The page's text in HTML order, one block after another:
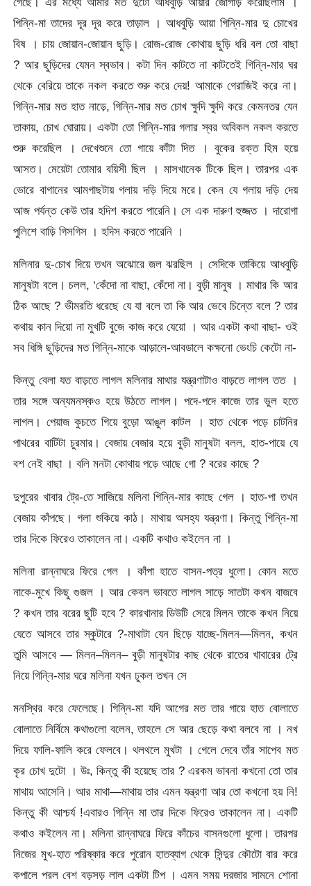
গিন্নি-মা তাদের দূর দূর করে তাড়াল । আধবুড়ি আয়া গিন্নি-মার দু চোখের
বিষ । চায় জোয়ান-জোয়ান ছুড়ি। রোজ-রোজ কোথায় ছুড়ি ধরি বল তো বাছা
? আর ছুড়িদের যেমন স্বভাব। কটা দিন কাটতে না কাটতেই গিন্নি-মার ঘর
থেকে বেরিয়ে তাকে নকল করতে শুরু করে দেয়! আমাকে গেরাজিই করে না।
গিন্নি-মার মত হাত নাড়ে, গিন্নি-মার মত চোখ ক্ষুদি ক্ষুদি করে কেমনতর যেন
তাকায়, চোখ ঘোরায়। একটা তো গিন্নি-মার গলার স্বর অবিকল নকল করতে
শুরু করেছিল । দেখেশুনে তো গায়ে কাঁটা দিত । বুকের রক্ত হিম হয়ে
আসত। মেয়েটা তোমার বয়িসী ছিল । মাসখানেক টিকে ছিল। তারপর এক
ভোরে বাগানের আমগাছটায় গলায় দড়ি দিয়ে মরে। কেন যে গলায় দড়ি দেয়
আজ পর্যন্ত কেউ তার হদিশ করতে পারেনি। সে এক দারুণ হুজ্জত । দারোগা
পুলিশে বাড়ি গিসগিস । হদিস করতে পারেনি ।
মলিনার দু-চোখ দিয়ে তখন অঝোরে জল ঝরছিল । সেদিকে তাকিয়ে আধবুড়ি
মানুষটা বলে। চলল, ‘কেঁদো না বাছা, কেঁদো না। বুড়ী মানুষ । মাথার কি আর
ঠিক আছে ? ভীমরতি ধরেছে যে যা বলে তা কি আর ভেবে চিন্তে বলে ? তার
কথায় কান দিয়ো না মুখটি বুজে কাজ করে যেয়ো । আর একটা কথা বাছা- ওই
সব ধিঙ্গি ছুড়িদের মত গিন্নি-মাকে আড়ালে-আবডালে কক্ষনো ভেংচি কেটো না-
কিন্তু বেলা যত বাড়তে লাগল মলিনার মাথার যন্ত্রণাটাও বাড়তে লাগল তত ।
তার সঙ্গে অন্যমনস্কও হয়ে উঠতে লাগল। পদে-পদে কাজে তার ভুল হতে
লাগল। পেয়াজ কুচতে গিয়ে বুড়ো আঙুল কাটল । হাত থেকে পড়ে চাটনির
পাথরের বাটিটা চুরমার। বেজায় বেজার হয়ে বুড়ী মানুষটা বলল, হাত-পায়ে যে
বশ নেই বাছা । বলি মনটা কোথায় পড়ে আছে গো ? বরের কাছে ?
দুপুরের খাবার ট্রে-তে সাজিয়ে মলিনা গিন্নি-মার কাছে গেল । হাত-পা তখন
বেজায় কাঁপছে। গলা শুকিয়ে কাঠ। মাথায় অসহ্য যন্ত্রণা। কিন্তু গিন্নি-মা
তার দিকে ফিরেও তাকালেন না। একটি কথাও কইলেন না ।
মলিনা রান্নাঘরে ফিরে গেল । কাঁপা হাতে বাসন-পত্র ধুলো। কোন মতে
নাকে-মুখে কিছু গুজল । আর কেবল ভাবতে লাগল সাড়ে সাতটা কখন বাজবে
? কখন তার বরের ছুটি হবে ? কারখানার ডিউটি সেরে মিলন তাকে কখন নিয়ে
যেতে আসবে তার স্কুটারে ?-মাথাটা যেন ছিড়ে যাচ্ছে-মিলন—মিলন, কখন
তুমি আসবে — মিলন–মিলন– বুড়ী মানুষটার কাছ থেকে রাতের খাবারের ট্রে
নিয়ে গিন্নি-মার ঘরে মলিনা যখন ঢুকল তখন সে
মনস্থির করে ফেলেছে। গিন্নি-মা যদি আগের মত তার গায়ে হাত বোলাতে
বোলাতে নির্বিমে কথাগুলো বলেন, তাহলে সে আর ছেড়ে কথা বলবে না । নখ
দিয়ে ফালি-ফালি করে ফেলবে। থলথলে মুখটা । গেলে দেবে তাঁর সাপেব মত
কৃর চোখ দুটো । উঃ, কিন্তু কী হয়েছে তার ? এরকম ভাবনা কখনো তো তার
মাথায় আসেনি। আর মাথা—মাথায় তার এমন যন্ত্রণা আর তো কখনো হয় নি!
কিন্তু কী আশ্চর্য !এবারও গিন্নি মা তার দিকে ফিরেও তাকালেন না। একটি
কথাও কইলেন না। মলিনা রান্নাঘরে ফিরে কাঁচের বাসনগুলো ধুলো। তারপর
নিজের মুখ-হাত পরিষ্কার করে পুরোন হাতব্যাগ থেকে সিন্দুর কৌটো বার করে
কপালে পরল বেশ বড়সড় লাল একটা টিপ । এমন সময় দরজার সামনে শোনা